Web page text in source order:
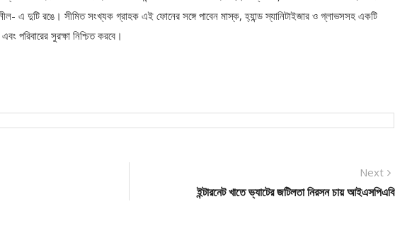
নীল- এ দুটি রঙে। সীমিত সংখ্যক গ্রাহক এই ফোনের সঙ্গে পাবেন মাস্ক, হ্যান্ড স্যানিটাইজার ও গ্লাভসসহ একটি
পরিবারের সুরক্ষা নিশ্চিত করবে।
Next
post:
ইন্টারনেট খাতে ভ্যাটের জটিলতা নিরসন চায় আইএসপিএবি